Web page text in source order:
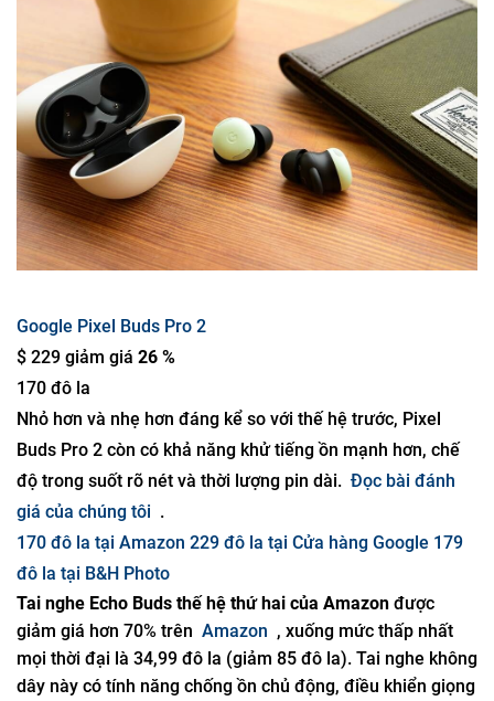
Google Pixel Buds Pro 2
$ 229 giảm giá 26 %
170 đô la
Nhỏ hơn và nhẹ hơn đáng kể so với thế hệ trước, Pixel
Buds Pro 2 còn có khả năng khử tiếng ồn mạnh hơn, chế
độ trong suốt rõ nét và thời lượng pin dài. Đọc bài đánh
giá của chúng tôi .
170 đô la tại Amazon 229 đô la tại Cửa hàng Google 179
đô la tại B&H Photo
Tai nghe Echo Buds thế hệ thứ hai của Amazon được
giảm giá hơn 70% trên Amazon , xuống mức thấp nhất
mọi thời đại là 34,99 đô la (giảm 85 đô la). Tai nghe không
dây này có tính năng chống ồn chủ động, điều khiển giọng